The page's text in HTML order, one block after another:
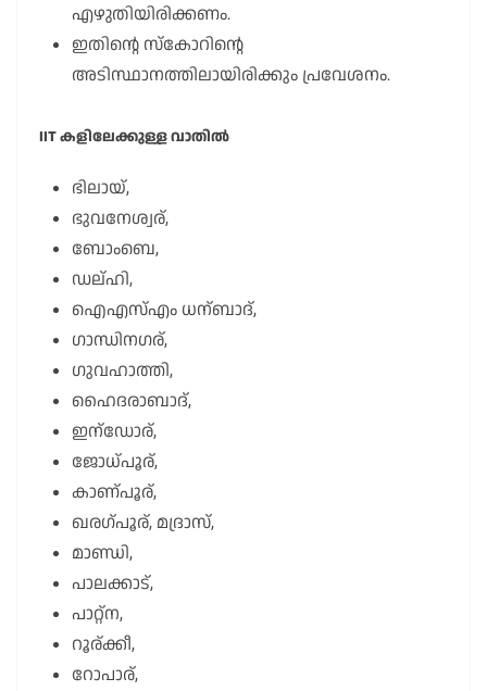
എഴുതിയിരിക്കണം.
ഇതിന്റെ സ്കോറിന്റെ
അടിസ്ഥാനത്തിലായിരിക്കും പ്രവേശനം.
IIT കളിലേക്കുള്ള വാതിൽ
ഭിലായ്,
ഭുവനേശ്വര്,
ബോംബെ,
ഡല്ഹി,
ഐഎസ്എം ധന്ബാദ്,
ഗാന്ധിനഗര്,
ഗുവഹാത്തി,
ഹൈദരാബാദ്,
ഇന്ഡോര്,
ജോധ്പൂര്,
കാണ്പൂര്,
ഖരഗ്പൂര്, മദ്രാസ്,
മാണ്ഡി,
പാലക്കാട്,
പാറ്റ്ന,
റൂര്ക്കീ,
റോപാര്,